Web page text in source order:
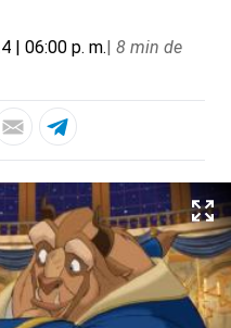
| 06:00 p. m.| 8 min de